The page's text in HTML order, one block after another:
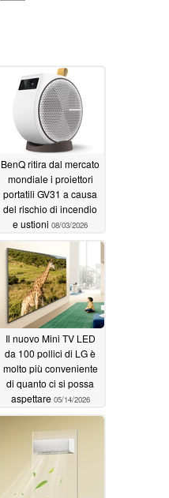
BenQ ritira dal mercato
mondiale i proiettori
portatili GV31 a causa
del rischio di incendio
e ustioni 08/03/2026
Il nuovo Mini TV LED
da 100 pollici di LG è
molto più conveniente
di quanto ci si possa
aspettare 05/14/2026